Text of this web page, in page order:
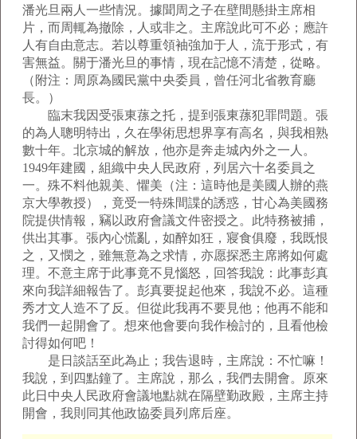
潘光旦兩人一些情況。據聞周之子在壁間懸掛主席相
片，而周輒為撤除，人或非之。主席說此可不必；應許
人有自由意志。若以尊重領袖強加于人，流于形式，有
害無益。關于潘光旦的事情，現在記憶不清楚，從略。
（附注：周原為國民黨中央委員，曾任河北省教育廳
長。）
臨末我因受張東蓀之托，提到張東蓀犯罪問題。張
的為人聰明特出，久在學術思想界享有高名，與我相熟
數十年。北京城的解放，他亦是奔走城內外之一人。
1949年建國，組織中央人民政府，列居六十名委員之
一。殊不料他親美、懼美（注：這時他是美國人辦的燕
京大學教授），竟受一特殊間諜的誘惑，甘心為美國務
院提供情報，竊以政府會議文件密授之。此特務被捕，
供出其事。張內心慌亂，如醉如狂，寢食俱廢，我既恨
之，又憫之，雖無意為之求情，亦愿探悉主席將如何處
理。不意主席于此事竟不見惱怒，回答我說：此事彭真
來向我詳細報告了。彭真要捉起他來，我說不必。這種
秀才文人造不了反。但從此我再不要見他；他再不能和
我們一起開會了。想來他會要向我作檢討的，且看他檢
討得如何吧！
是日談話至此為止；我告退時，主席說：不忙嘛！
我說，到四點鐘了。主席說，那么，我們去開會。原來
此日中央人民政府會議地點就在隔壁勤政殿，主席主持
開會，我則同其他政協委員列席后座。